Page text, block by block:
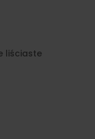
liściaste